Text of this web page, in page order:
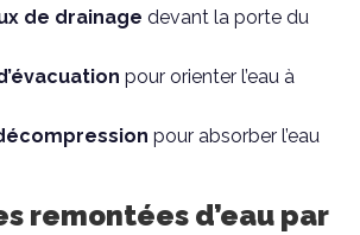
de drainage devant la porte du
pour orienter l’eau à
pour absorber l’eau
remontées d’eau par